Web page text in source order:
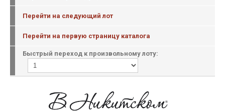
Перейти на следующий лот
Перейти на первую страницу каталога
Быстрый переход к произвольному лоту: